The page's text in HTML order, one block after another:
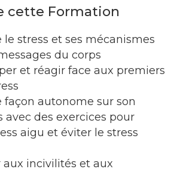
cette Formation
stress et ses mécanismes
du corps
et réagir face aux premiers
façon autonome sur son
avec des exercices pour
aigu et éviter le stress
aux incivilités et aux